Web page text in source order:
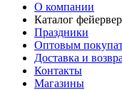
О компании
Каталог
Праздники
Оптовым
Доставка и
Контакты
Магазины